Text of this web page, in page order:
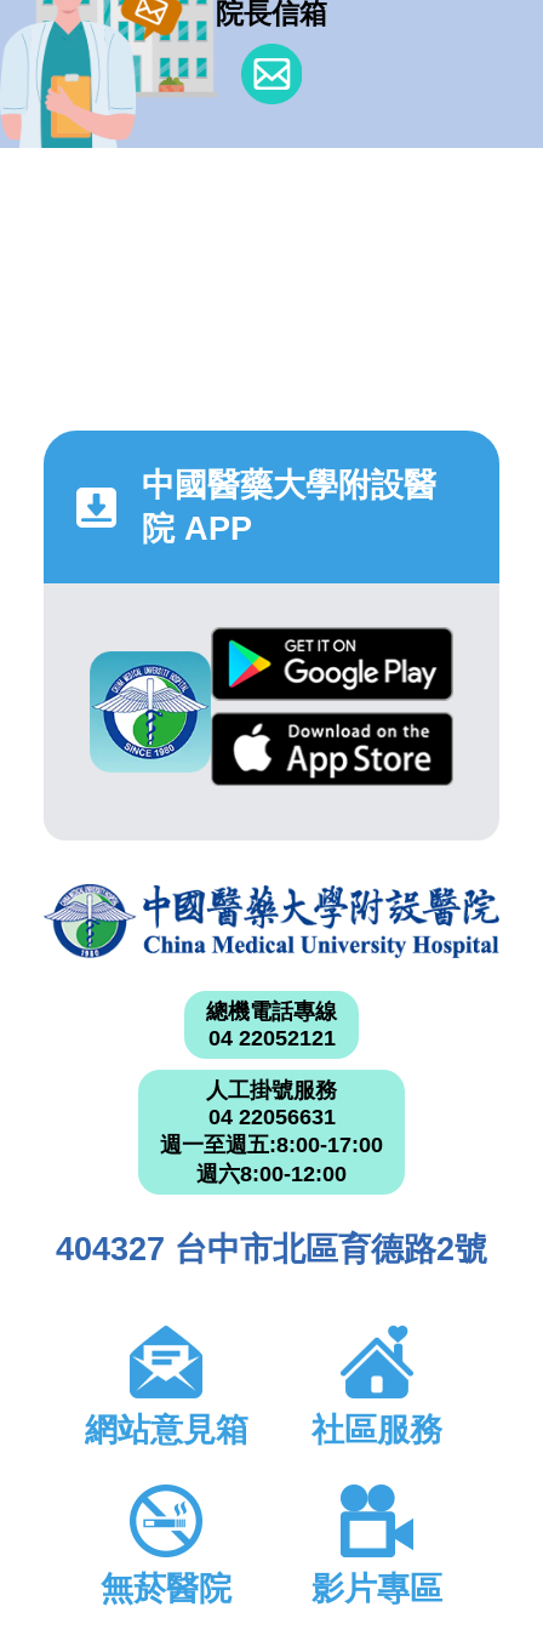
院長信箱
中國醫藥大學附設醫
院 APP
總機電話專線
04 22052121
人工掛號服務
04 22056631
週一至週五:8:00-17:00
週六8:00-12:00
404327 台中市北區育德路2號
網站意見箱 社區服務
無菸醫院 影片專區